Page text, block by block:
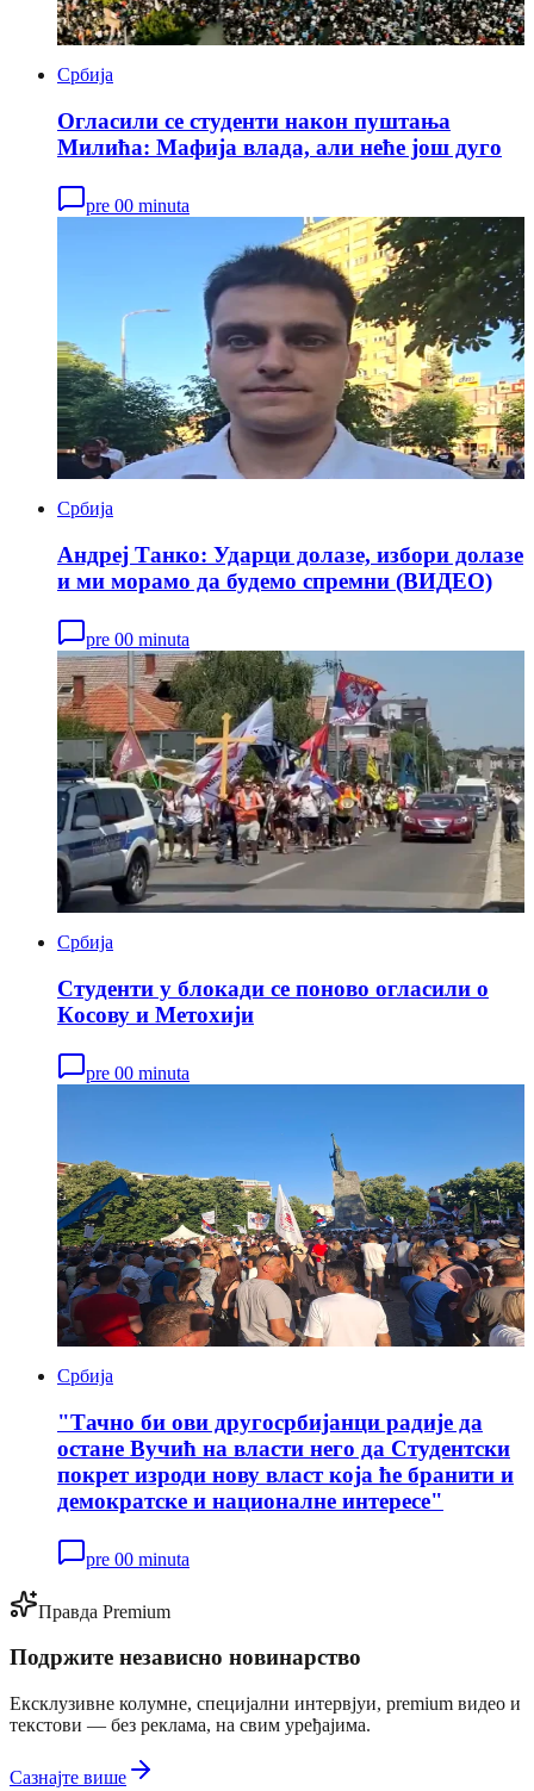
Србија
Oгласили се студенти након пуштања
Милића: Мафија влада, али неће још дуго
pre 00 minuta
Србија
Андреј Танко: Ударци долазе, избори долазе
и ми морамо да будемо спремни (ВИДЕО)
pre 00 minuta
Србија
Студенти у блокади се поново огласили о
Кoсову и Метохији
pre 00 minuta
Србија
"Тачно би ови другосрбијанци радије да
остане Вучић на власти него да Студентски
покрет изроди нову власт која ће бранити и
демократске и националне интересе"
pre 00 minuta
Правда Premium
Подржите независно новинарство
Ексклузивне колумне, специјални интервјуи, premium видео и
текстови — без реклама, на свим уређајима.
Сазнајте више